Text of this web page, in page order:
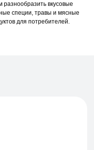
вкусовые
специи, травы и мясные
для потребителей.